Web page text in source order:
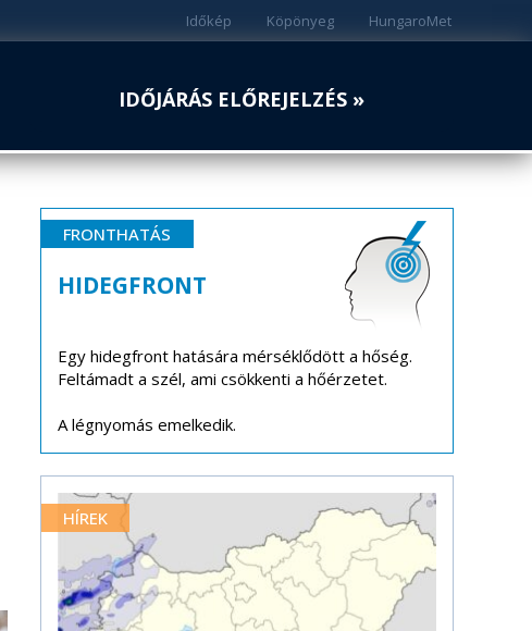
HungaroMet
Köpönyeg
Időkép
IDŐJÁRÁS ELŐREJELZÉS »
FRONTHATÁS
HIDEGFRONT
Egy hidegfront hatására mérséklődött a hőség.
Feltámadt a szél, ami csökkenti a hőérzetet.
A légnyomás emelkedik.
HÍREK